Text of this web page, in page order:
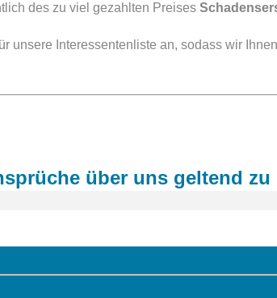
des zu viel gezahlten Preises
unsere Interessentenliste an, sodass wir
über uns geltend zu